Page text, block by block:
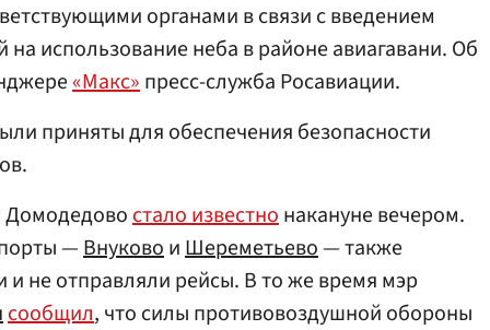
органами в связи с введением
использование неба в районе авиагавани. Об
«Макс»пресс-служба Росавиации.
приняты для обеспечения безопасности
Домодедовостало известнонакануне вечером.
—ВнуковоиШереметьево— также
не отправляли рейсы. В то же время мэр
сообщил, что силы противовоздушной обороны